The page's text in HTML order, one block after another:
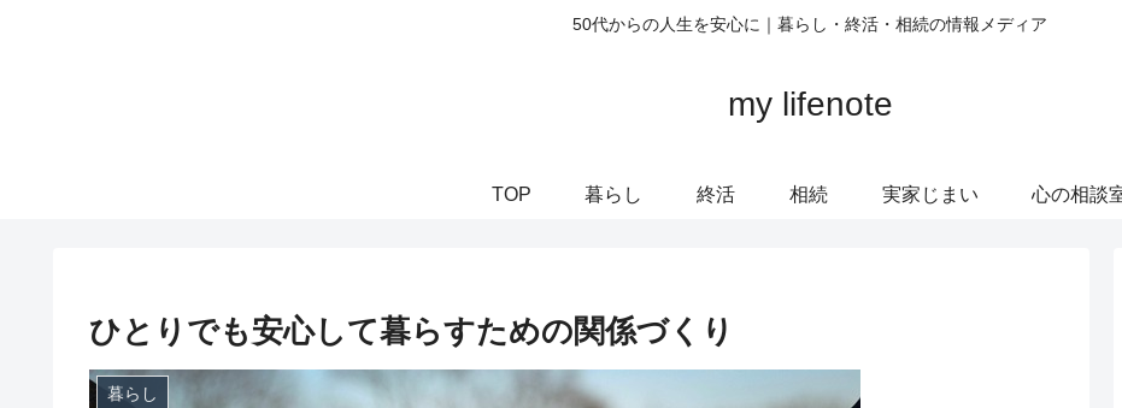
50代からの人生を安心に｜暮らし・終活・相続の情報メディア
my lifenote
TOP 暮らし 終活 相続 実家じまい 心の相談
ひとりでも安心して暮らすための関係づくり
暮らし